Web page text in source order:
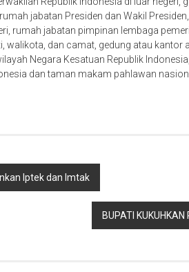
jabatan Presiden dan Wakil
rumah jabatan pimpinan lembaga
walikota, dan camat, gedung atau kantor
Negara Kesatuan Republik
dan taman makam pahlawan
Iptek dan Imtak
BUPATI